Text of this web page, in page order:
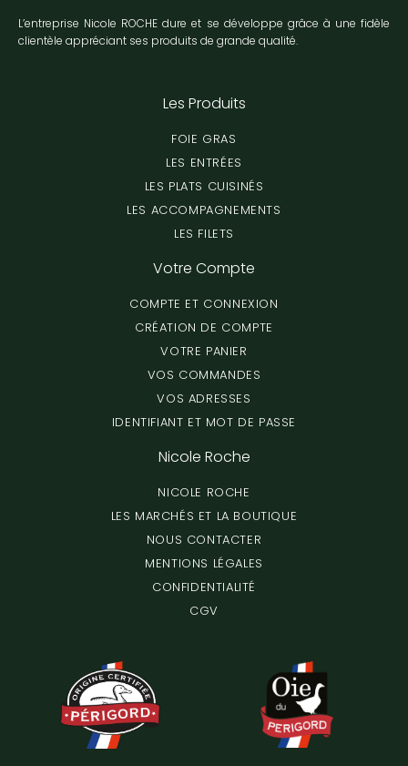
L’entreprise Nicole ROCHE dure et se développe grâce à une fidèle
clientèle appréciant ses produits de grande qualité.
Les Produits
FOIE GRAS
LES ENTRÉES
LES PLATS CUISINÉS
LES ACCOMPAGNEMENTS
LES FILETS
Votre Compte
COMPTE ET CONNEXION
CRÉATION DE COMPTE
VOTRE PANIER
VOS COMMANDES
VOS ADRESSES
IDENTIFIANT ET MOT DE PASSE
Nicole Roche
NICOLE ROCHE
LES MARCHÉS ET LA BOUTIQUE
NOUS CONTACTER
MENTIONS LÉGALES
CONFIDENTIALITÉ
CGV